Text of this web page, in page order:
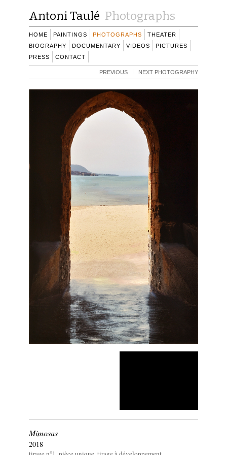
Antoni Taulé Photographs
HOME PAINTINGS PHOTOGRAPHS
THEATER
BIOGRAPHY
DOCUMENTARY VIDEOS
PICTURES
PRESS
CONTACT
PREVIOUS NEXT PHOTOGRAPHY
Mimosas
2018